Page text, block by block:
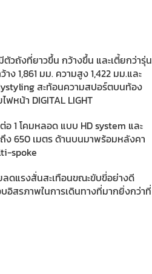
วถังที่ยาวขึ้น กว้างขึ้น และเตี้ยกว่ารุ่น
1,861 มม. ความสูง 1,422 มม.และ
สะท้อนความสปอร์ตบนท้อง
หน้า DIGITAL LIGHT
1 โคมหลอด แบบ HD system และ
ง 650 เมตร ด้านบนมาพร้อมหลังคา
spoke
ลดแรงสั่นสะเทือนขณะขับขี่อย่างดี
สรภาพในการเดินทางที่มากยิ่งกว่าที่